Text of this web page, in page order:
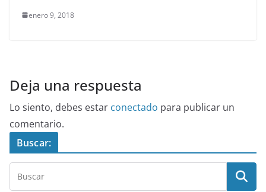
enero 9, 2018
Deja una respuesta
Lo siento, debes estar conectado para publicar un
comentario.
Buscar: